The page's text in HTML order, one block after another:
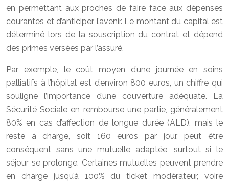
en permettant aux proches de faire face aux dépenses
courantes et d’anticiper l’avenir. Le montant du capital est
déterminé lors de la souscription du contrat et dépend
des primes versées par l’assuré.
Par exemple, le coût moyen d’une journée en soins
palliatifs à l’hôpital est d’environ 800 euros, un chiffre qui
souligne l’importance d’une couverture adéquate. La
Sécurité Sociale en rembourse une partie, généralement
80% en cas d’affection de longue durée (ALD), mais le
reste à charge, soit 160 euros par jour, peut être
conséquent sans une mutuelle adaptée, surtout si le
séjour se prolonge. Certaines mutuelles peuvent prendre
en charge jusqu’à 100% du ticket modérateur, voire